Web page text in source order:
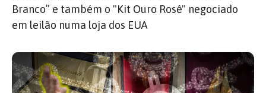
Branco” e também o "Kit Ouro Rosê" negociado
em leilão numa loja dos EUA